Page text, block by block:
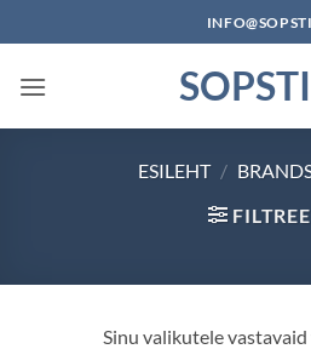
to
content
ESILEHT /
Sinu valikutele